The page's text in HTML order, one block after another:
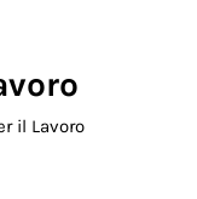
il Lavoro